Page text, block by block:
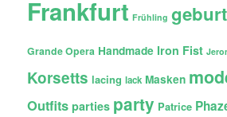
Frankfurt Frühling
Grande Opera Handmade Iron Fist
Korsetts lacing lack Masken
Outfits parties party Patrice